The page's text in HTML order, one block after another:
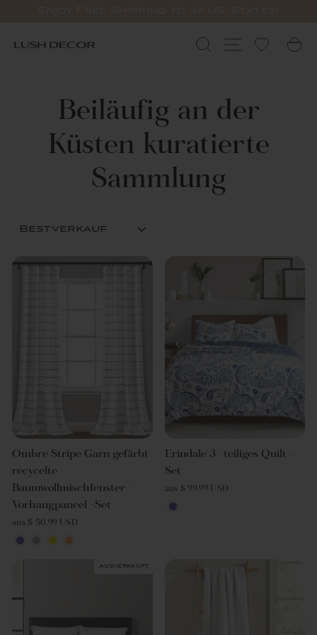
Inhalten
Suchen
Beiläufig an der
Küsten kuratierte
Sammlung
Ombre Stripe Garn gefärbt
recycelte
Baumwollmischfenster -
Vorhangpaneel -Set
aus $ 50.99 USD
Erindale 3 -teiliges Quilt -
Set
aus $ 99.99 USD
Ausverkauft